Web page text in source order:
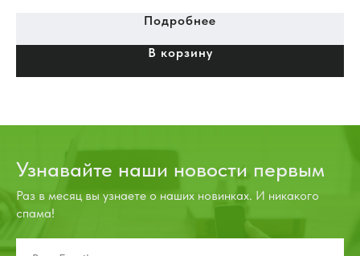
Подробнее
В корзину
Узнавайте наши новости первым
Раз в месяц вы узнаете о наших новинках. И никакого
спама!